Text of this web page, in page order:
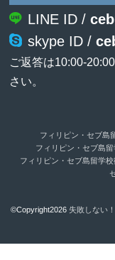
LINE ID /
skype ID /
ご返答は10:00-
さい。
フィリピン・セブ島
フィリピン・セブ島
フィリピン・セブ島留学校
©Copyright2026 失敗しない